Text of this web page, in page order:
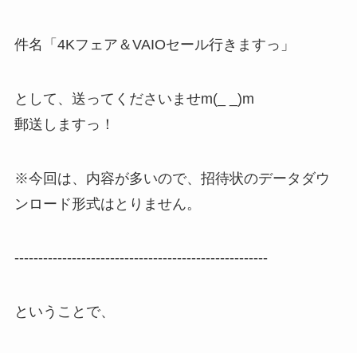
件名「4Kフェア＆VAIOセール行きますっ」
として、送ってくださいませm(_ _)m
郵送しますっ！
※今回は、内容が多いので、招待状のデータダウ
ンロード形式はとりません。
-----------------------------------------------------
ということで、